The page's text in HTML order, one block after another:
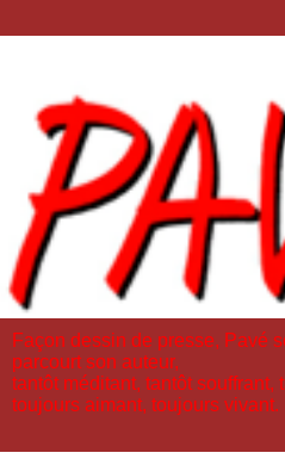
Façon dessin de presse, Pavé
parcourt son auteur,
tantôt méditant, tantôt souffrant,
toujours aimant, toujours vivant.